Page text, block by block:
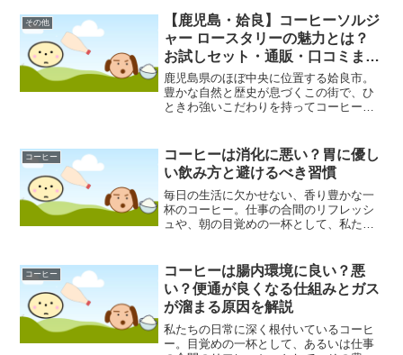
たとき、「どのサイズのタンブラーを...
その他
【鹿児島・姶良】コーヒーソルジ
ャー ロースタリーの魅力とは？
お試しセット・通販・口コミまで
徹底解説！
鹿児島県のほぼ中央に位置する姶良市。
豊かな自然と歴史が息づくこの街で、ひ
ときわ強いこだわりを持ってコーヒーと
「コーヒーソルジャー」というユニーク
な店名に、どのようなお...
コーヒー
コーヒーは消化に悪い？胃に優し
い飲み方と避けるべき習慣
毎日の生活に欠かせない、香り豊かな一
杯のコーヒー。仕事の合間のリフレッシ
ュや、朝の目覚めの一杯として、私たち
「胃が荒れる」といった話を耳にしたこ
とがある方も少なくないので...
コーヒー
コーヒーは腸内環境に良い？悪
い？便通が良くなる仕組みとガス
が溜まる原因を解説
私たちの日常に深く根付いているコーヒ
ー。目覚めの一杯として、あるいは仕事